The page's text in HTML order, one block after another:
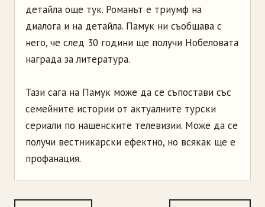
детайла още тук. Романът е триумф на
диалога и на детайла. Памук ни съобщава с
него, че след 30 години ще получи Нобеловата
награда за литература.
Тази сага на Памук може да се съпостави със
семейните истории от актуалните турски
сериали по нашенските телевизии. Може да се
получи вестникарски ефектно, но всякак ще е
профанация.